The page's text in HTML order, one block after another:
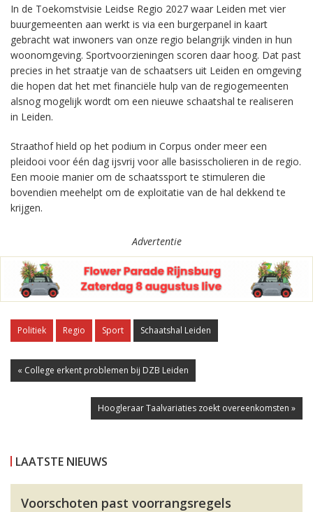
In de Toekomstvisie Leidse Regio 2027 waar Leiden met vier
buurgemeenten aan werkt is via een burgerpanel in kaart
gebracht wat inwoners van onze regio belangrijk vinden in hun
woonomgeving. Sportvoorzieningen scoren daar hoog. Dat past
precies in het straatje van de schaatsers uit Leiden en omgeving
die hopen dat het met financiële hulp van de regiogemeenten
alsnog mogelijk wordt om een nieuwe schaatshal te realiseren
in Leiden.
Straathof hield op het podium in Corpus onder meer een
pleidooi voor één dag ijsvrij voor alle basisscholieren in de regio.
Een mooie manier om de schaatssport te stimuleren die
bovendien meehelpt om de exploitatie van de hal dekkend te
krijgen.
Advertentie
Politiek Regio Sport Schaatshal Leiden
« College erkent problemen bij DZB Leiden
Hoogleraar Taalvariaties zoekt overeenkomsten »
LAATSTE NIEUWS
Voorschoten past voorrangsregels